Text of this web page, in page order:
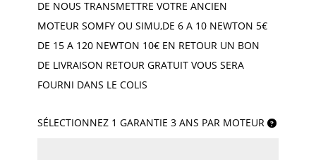
DE NOUS TRANSMETTRE VOTRE ANCIEN
MOTEUR SOMFY OU SIMU,DE 6 A 10 NEWTON 5€
DE 15 A 120 NEWTON 10€ EN RETOUR UN BON
DE LIVRAISON RETOUR GRATUIT VOUS SERA
FOURNI DANS LE COLIS
SÉLECTIONNEZ 1 GARANTIE 3 ANS PAR MOTEUR